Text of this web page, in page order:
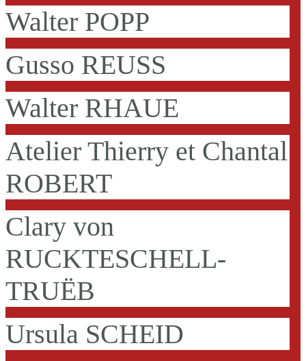
Walter POPP
Gusso REUSS
Walter RHAUE
Atelier Thierry et Chantal
ROBERT
Clary von
RUCKTESCHELL-
TRUËB
Ursula SCHEID